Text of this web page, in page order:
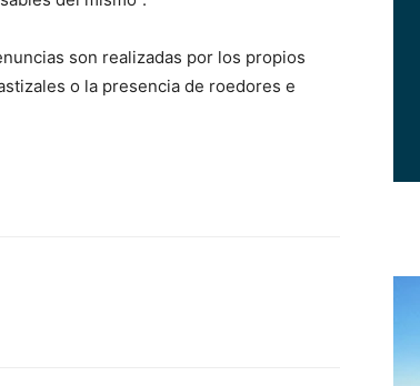
son realizadas por los propios
o la presencia de roedores e